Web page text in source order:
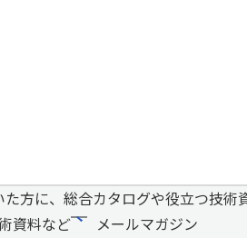
方に、総合カタログや役立つ技術
資料など
メールマガジン